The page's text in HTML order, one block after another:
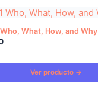
Ver producto
Who, What, How, and Why
Ver producto →